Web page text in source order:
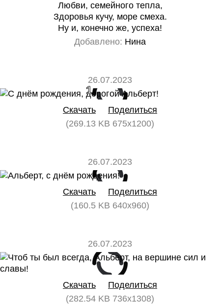
Любви, семейного тепла,
Здоровья кучу, море смеха.
Ну и, конечно же, успеха!
Добавлено: Нина
26.07.2023
1 0
Скачать
Поделиться
(269.13 KB 675x1200)
26.07.2023
0
Скачать
Поделиться
(160.5 KB 640x960)
26.07.2023
0 0
Скачать
Поделиться
(282.54 KB 736x1308)